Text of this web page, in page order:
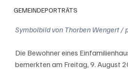
GEMEINDEPORTRÄTS
Symbolbild von Thorben Wengert /
Die Bewohner eines
bemerkten am Freitag, 9. August